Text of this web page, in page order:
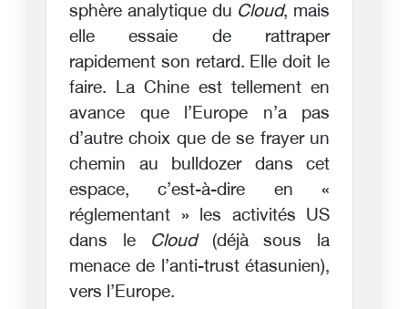
sphère analytique du Cloud, mais
elle essaie de rattraper
rapidement son retard. Elle doit le
faire. La Chine est tellement en
avance que l’Europe n’a pas
d’autre choix que de se frayer un
chemin au bulldozer dans cet
espace, c’est-à-dire en «
réglementant » les activités US
dans le Cloud (déjà sous la
menace de l’anti-trust étasunien),
vers l’Europe.